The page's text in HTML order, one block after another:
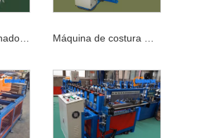
Máquina para telhados com costura permanente